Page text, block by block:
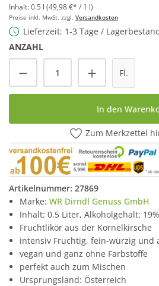
Inhalt:0.5 l (49,98 €* / 1 l)
Preise inkl. MwSt. zzgl. Versandkosten
Lieferzeit: 1-3 Tage /
ANZAHL
Produkt Anzahl: Gib
Fl.
In den
Zum Merkzettel
Artikelnummer: 27869
Marke: WR Dirndl Genuss GmbH
Inhalt: 0,5 Liter, Alkoholgehalt:
Fruchtlikör aus der Kornelkirsche
intensiv Fruchtig, fein-würzig und
vegan und ganz ohne Farbstoffe
perfekt auch zum Mischen
Ursprungsland: Österreich